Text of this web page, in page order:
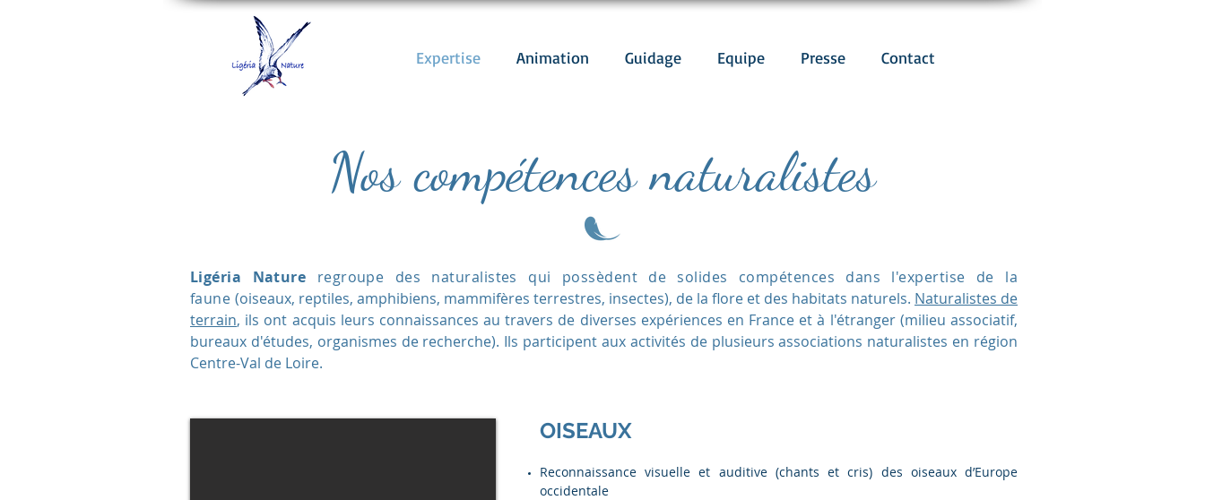
Expertise Animation Guidage Equipe Presse Contact
Nos compétences naturalistes
Ligéria Nature regroupe des naturalistes qui possèdent de solides compétences dans l'expertise de la
faune (oiseaux, reptiles, amphibiens, mammifères terrestres, insectes), de la flore et des habitats naturels. Naturalistes de
terrain, ils ont acquis leurs connaissances au travers de diverses expériences en France et à l'étranger (milieu associatif,
bureaux d'études, organismes de recherche). Ils participent aux activités de plusieurs associations naturalistes en région
Centre-Val de Loire.
OISEAUX
Reconnaissance visuelle et auditive (chants et cris) des oiseaux d’Europe
occidentale